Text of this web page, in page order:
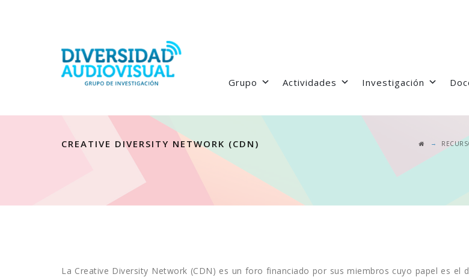
Grupo Actividades Investigación
CREATIVE DIVERSITY NETWORK (CDN) →
La Creative Diversity Network (CDN) es un foro financiado por sus miembros cuyo papel es el